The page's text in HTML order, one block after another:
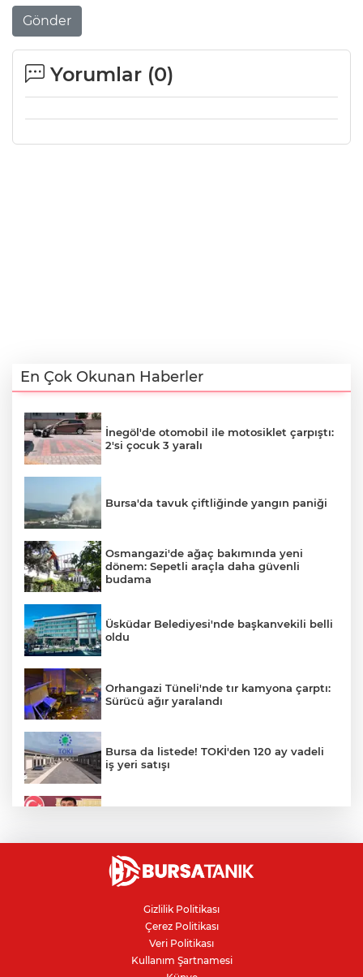
Gönder
Yorumlar (0)
En Çok Okunan Haberler
İnegöl'de otomobil ile motosiklet çarpıştı:
2'si çocuk 3 yaralı
Bursa'da tavuk çiftliğinde yangın paniği
Osmangazi'de ağaç bakımında yeni
dönem: Sepetli araçla daha güvenli
budama
Üsküdar Belediyesi'nde başkanvekili belli
oldu
Orhangazi Tüneli'nde tır kamyona çarptı:
Sürücü ağır yaralandı
Bursa da listede! TOKİ'den 120 ay vadeli
iş yeri satışı
Motorine yeni indirim geliyor
Bursa'nın Nilüfer ilçesinde su kesintisi
yapılacak
Gizlilik Politikası
Çerez Politikası
Veri Politikası
Kullanım Şartnamesi